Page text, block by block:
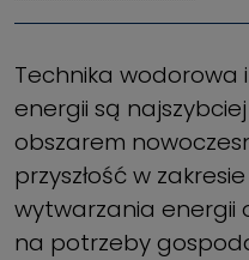
Technika wodorowa
energii są
obszarem
przyszłość w
wytwarzania energii
na potrzeby